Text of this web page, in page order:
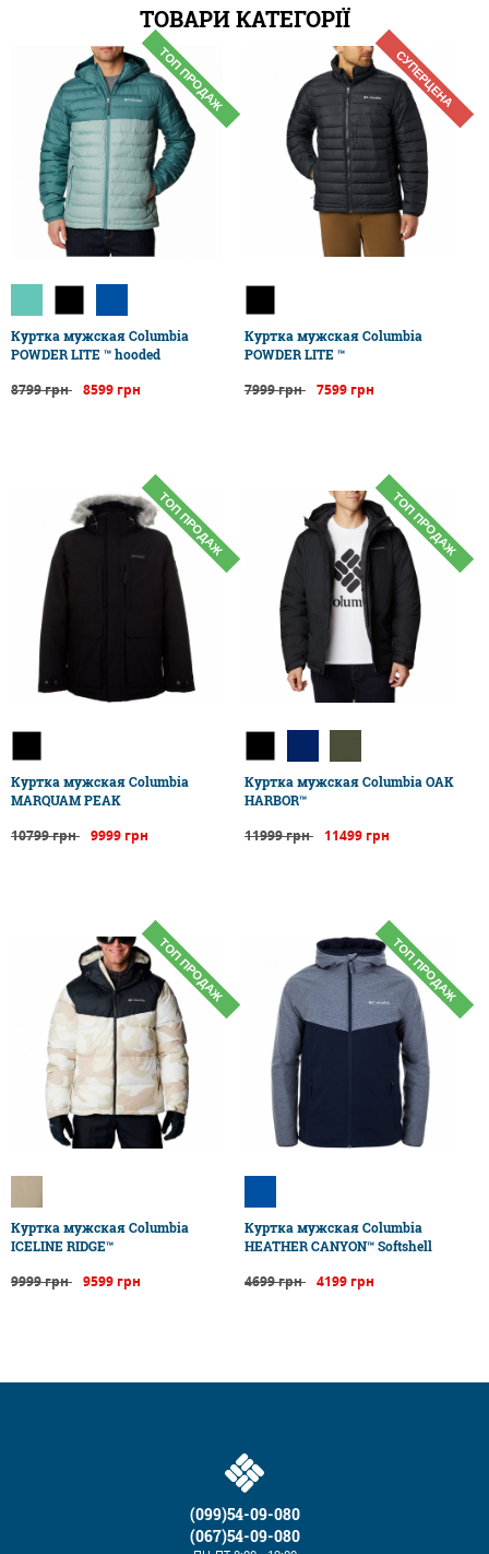
ТОВАРИ КАТЕГОРІЇ
ТОП ПРОДАЖ
Куртка мужская Columbia
POWDER LITE ™ hooded
8799 грн 8599 грн
СУПЕРЦЕНА
Куртка мужская Columbia
POWDER LITE ™
7999 грн 7599 грн
ТОП ПРОДАЖ
Куртка мужская Columbia
MARQUAM PEAK
10799 грн 9999 грн
ТОП ПРОДАЖ
Куртка мужская Columbia OAK
HARBOR™
11999 грн 11499 грн
ТОП ПРОДАЖ
Куртка мужская Columbia
ICELINE RIDGE™
9999 грн 9599 грн
ТОП ПРОДАЖ
Куртка мужская Columbia
HEATHER CANYON™ Softshell
4699 грн 4199 грн
(099)54-09-080
(067)54-09-080